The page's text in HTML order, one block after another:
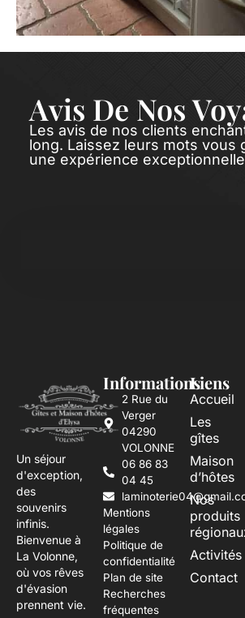
Avis De Nos
Les avis de nos clients
long. Laissez leurs mots vous
une expérience
Un séjour
d'exception,
des
souvenirs
infinis.
Bienvenue à
La Volonne,
où vos rêves
d'évasion
prennent vie.
Informations
2 Rue du
Verger
04290
VOLONNE
06 86 83
04 45
Mentions
légales
Politique de
confidentialité
Plan de site
Recherches
fréquentes
Liens
Accueil
Les
gîtes
Maison
d’hôtes
Nos
produits
Activités
Contact